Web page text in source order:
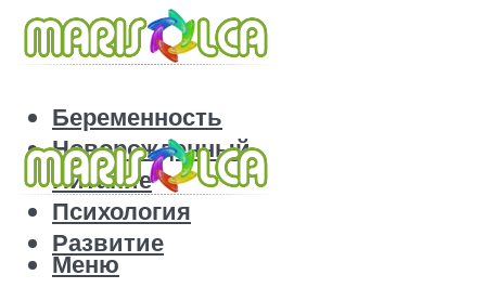
Беременность
Новорожденный
Питание
Психология
Развитие
Меню